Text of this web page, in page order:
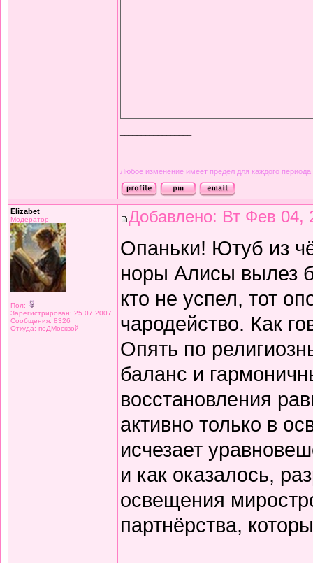
Любое изменение имеет предел для каждого периода
Elizabet
Модератор
Пол:
Зарегистрирован: 25.07.2007
Сообщения: 8326
Откуда: поДМосквой
Добавлено: Вт Фев 04,
Опаньки! Ютуб из
норы Алисы вылез
кто не успел, тот
чародейство. Как
Опять по
баланс и
восстановления
активно только в
исчезает
и как оказалось,
освещения
партнёрства,